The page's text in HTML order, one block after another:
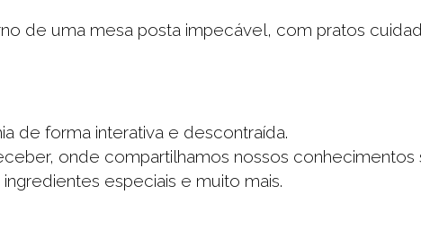
de uma mesa posta impecável, com pratos
de forma interativa e descontraída.
onde compartilhamos nossos conhecimentos
especiais e muito mais.